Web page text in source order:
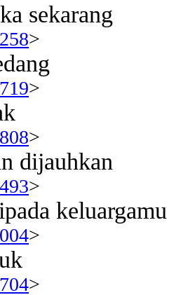
sekarang
>
>
>
dijauhkan
>
keluargamu
>
>